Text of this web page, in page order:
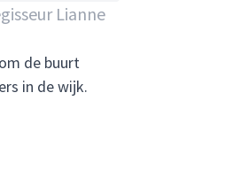
Lianne
de buurt
in de wijk.